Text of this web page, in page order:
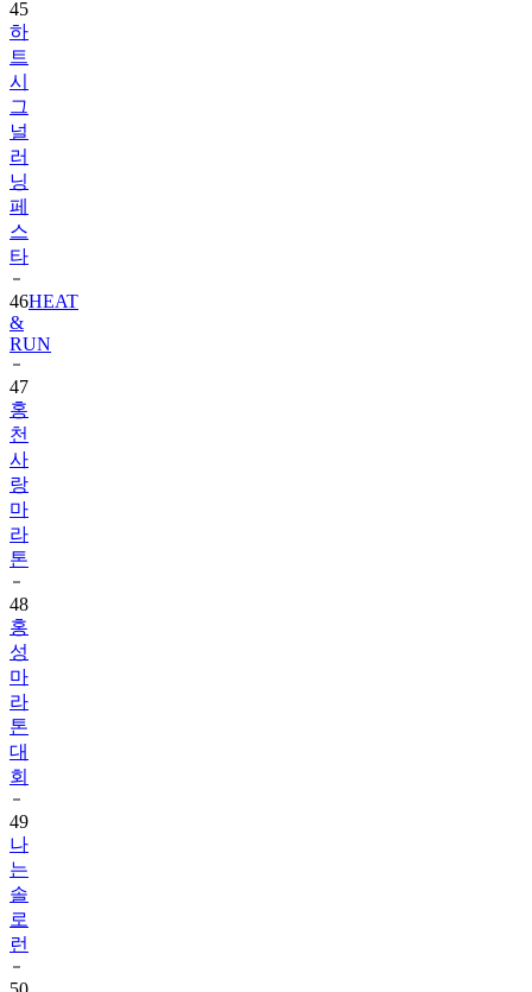
45
하
트
시
그
널
러
닝
페
스
타
46HEAT
&
RUN
47
홍
천
사
랑
마
라
톤
48
홍
성
마
라
톤
대
회
49
나
는
솔
로
런